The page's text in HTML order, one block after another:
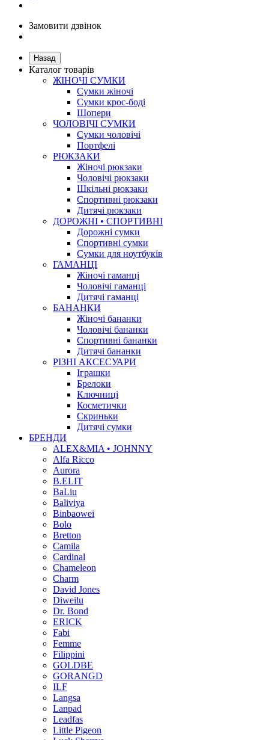
Замовити дзвінок
Назад
Каталог товарів
ЖІНОЧІ СУМКИ
Сумки жіночі
Сумки крос-боді
Шопери
ЧОЛОВІЧІ СУМКИ
Сумки чоловічі
Портфелі
РЮКЗАКИ
Жіночі рюкзаки
Чоловічі рюкзаки
Шкільні рюкзаки
Спортивні рюкзаки
Дитячі рюкзаки
ДОРОЖНІ • СПОРТИВНІ
Дорожні сумки
Спортивні сумки
Сумки для ноутбуків
ГАМАНЦІ
Жіночі гаманці
Чоловічі гаманці
Дитячі гаманці
БАНАНКИ
Жіночі бананки
Чоловічі бананки
Спортивні бананки
Дитячі бананки
РІЗНІ АКСЕСУАРИ
Іграшки
Брелоки
Ключниці
Косметички
Скриньки
Дитячі сумки
БРЕНДИ
ALEX&MIA • JOHNNY
Alfa Ricco
Aurora
B.ELIT
BaLiu
Baliviya
Binbaowei
Bolo
Bretton
Camila
Cardinal
Chameleon
Charm
David Jones
Diweilu
Dr. Bond
ERICK
Fabi
Femme
Filippini
GOLDBE
GORANGD
ILF
Langsa
Lanpad
Leadfas
Little Pigeon